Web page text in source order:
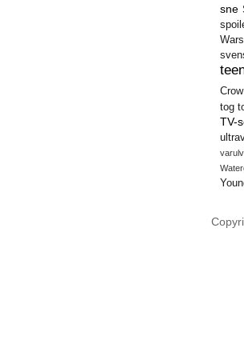
sne
Wars
Crow
tog
TV-
varulv